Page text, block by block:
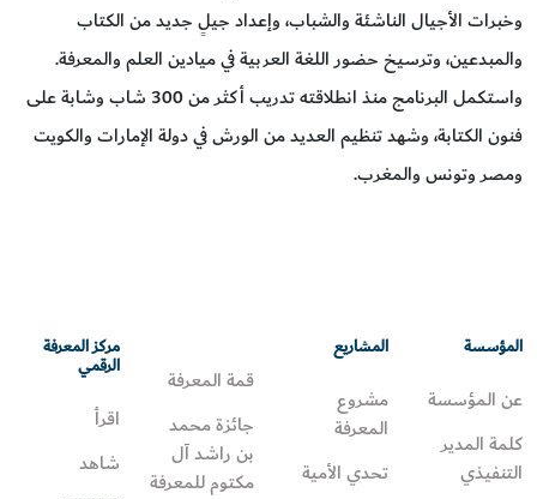
وخبرات الأجيال الناشئة والشباب، وإعداد جيلٍ جديد من الكتاب
والمبدعين، وترسيخ حضور اللغة العربية في ميادين العلم والمعرفة.
واستكمل البرنامج منذ انطلاقته تدريب أكثر من 300 شاب وشابة على
فنون الكتابة، وشهد تنظيم العديد من الورش في دولة الإمارات والكويت
ومصر وتونس والمغرب.
المؤسسة
عن المؤسسة
كلمة المدير
التنفيذي
المشاريع
مشروع
المعرفة
تحدي الأمية
قمة المعرفة
جائزة محمد
بن راشد آل
مكتوم للمعرفة
مركز المعرفة
الرقمي
اقرأ
شاهد